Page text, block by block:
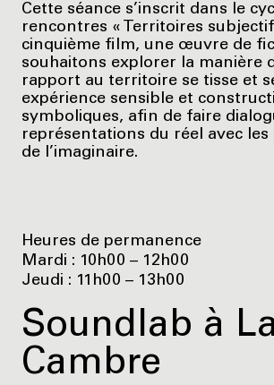
Cette séance s’inscrit dans le
rencontres « Territoires
cinquième film, une œuvre de
souhaitons explorer la manière
rapport au territoire se tisse et
expérience sensible et
symboliques, afin de faire
représentations du réel avec les
de l’imaginaire.
Heures de permanence
Mardi : 10h00 – 12h00
Jeudi : 11h00 – 13h00
Soundlab à
Cambre